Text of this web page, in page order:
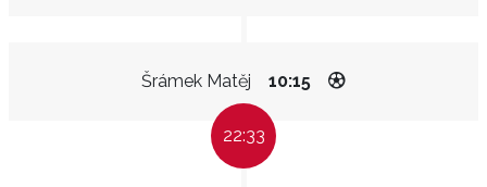
Šrámek Matěj 10:15
22:33